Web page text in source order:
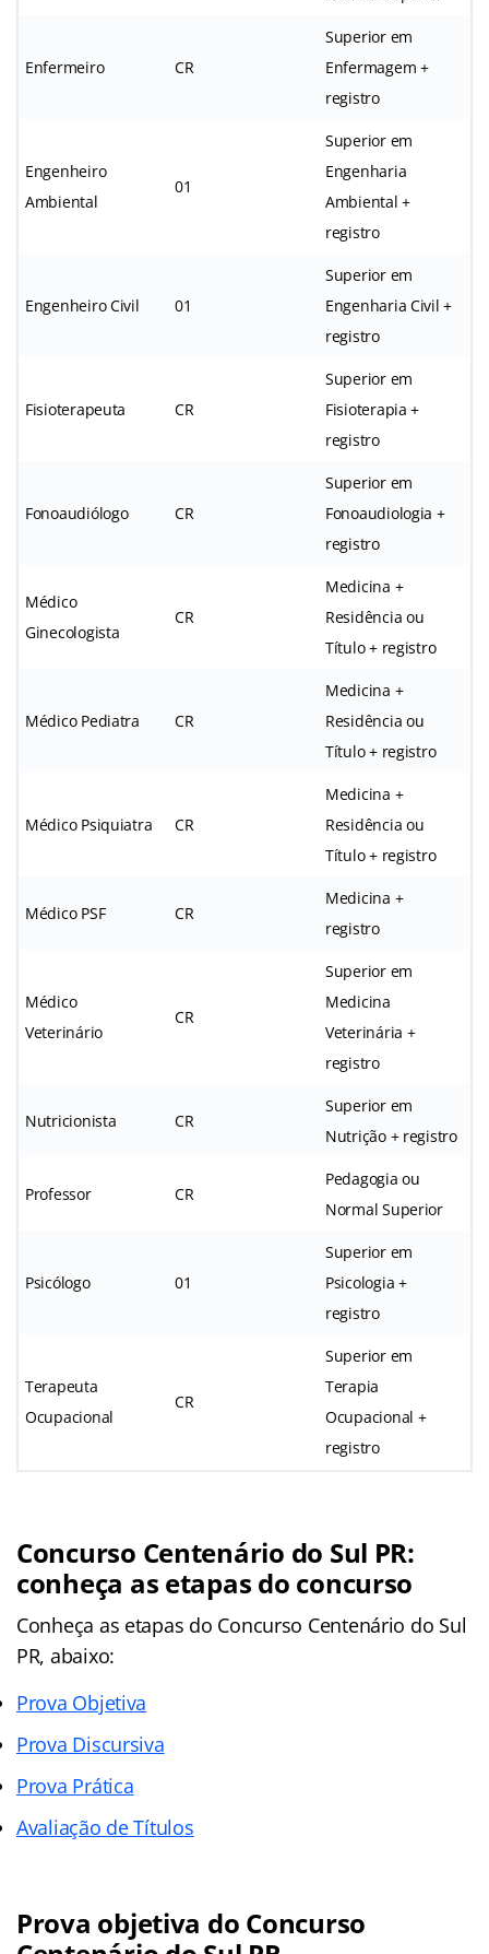
Enfermeiro CR
Superior em
Enfermagem +
registro
Engenheiro
Ambiental
01
Superior em
Engenharia
Ambiental +
registro
Engenheiro Civil 01
Superior em
Engenharia Civil +
registro
Fisioterapeuta CR
Superior em
Fisioterapia +
registro
Fonoaudiólogo CR
Superior em
Fonoaudiologia +
registro
Médico
Ginecologista
CR
Medicina +
Residência ou
Título + registro
Médico Pediatra CR
Medicina +
Residência ou
Título + registro
Médico Psiquiatra CR
Medicina +
Residência ou
Título + registro
Médico PSF CR
Medicina +
registro
Médico
Veterinário
CR
Superior em
Medicina
Veterinária +
registro
Nutricionista CR
Superior em
Nutrição + registro
Professor CR
Pedagogia ou
Normal Superior
Psicólogo 01
Superior em
Psicologia +
registro
Terapeuta
Ocupacional
CR
Superior em
Terapia
Ocupacional +
registro
Concurso Centenário do Sul PR:
conheça as etapas do concurso
Conheça as etapas do Concurso Centenário do Sul
PR, abaixo:
Prova Objetiva
Prova Discursiva
Prova Prática
Avaliação de Títulos
Prova objetiva do Concurso